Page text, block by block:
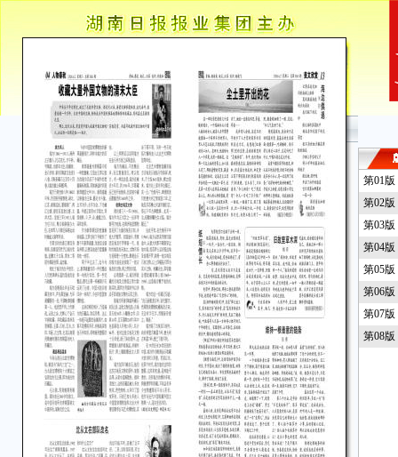
第01
第02
第03
第04
第05
第06
第07
第08